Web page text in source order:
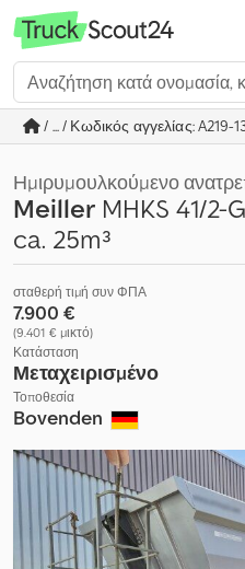
/ ... / Κωδικός αγγελίας: A219-
Ημιρυμουλκούμενο
Meiller MHKS 41/2-
ca. 25m³
σταθερή τιμή συν ΦΠΑ
7.900 €
(9.401 € μικτό)
Κατάσταση
Μεταχειρισμένο
Τοποθεσία
Bovenden